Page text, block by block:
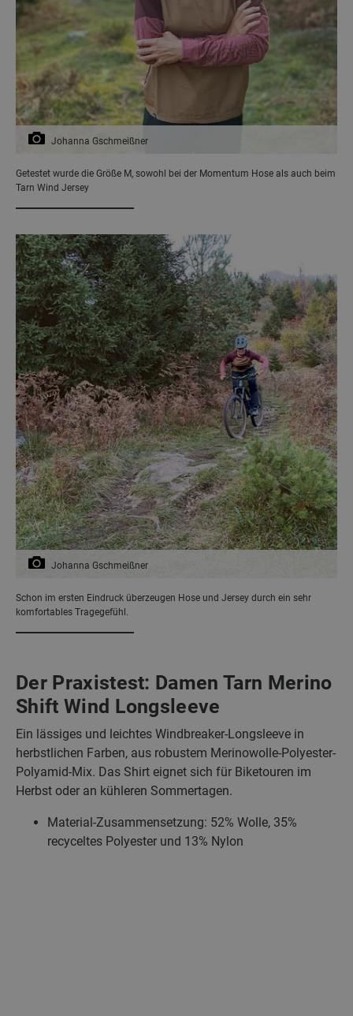
Johanna Gschmeißner
Getestet wurde die Größe M, sowohl bei der Momentum Hose als auch beim
Tarn Wind Jersey
Johanna Gschmeißner
Schon im ersten Eindruck überzeugen Hose und Jersey durch ein sehr
komfortables Tragegefühl.
Der Praxistest: Damen Tarn Merino
Shift Wind Longsleeve
Ein lässiges und leichtes Windbreaker-Longsleeve in
herbstlichen Farben, aus robustem Merinowolle-Polyester-
Polyamid-Mix. Das Shirt eignet sich für Biketouren im
Herbst oder an kühleren Sommertagen.
Material-Zusammensetzung: 52% Wolle, 35%
recyceltes Polyester und 13% Nylon